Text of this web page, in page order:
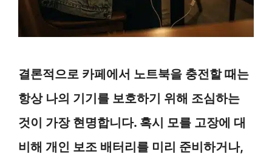
결론적으로 카페에서 노트북을 충전할 때는
항상 나의 기기를 보호하기 위해 조심하는
것이 가장 현명합니다. 혹시 모를 고장에 대
비해 개인 보조 배터리를 미리 준비하거나,